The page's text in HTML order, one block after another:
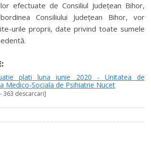
efectuate de Consiliul Județean Bihor,
Consiliului Județean Bihor, vor
urile proprii, date privind toate sumele
plati luna iunie 2020 - Unitatea de
Medico-Sociala de Psihiatrie Nucet
363 descarcari]